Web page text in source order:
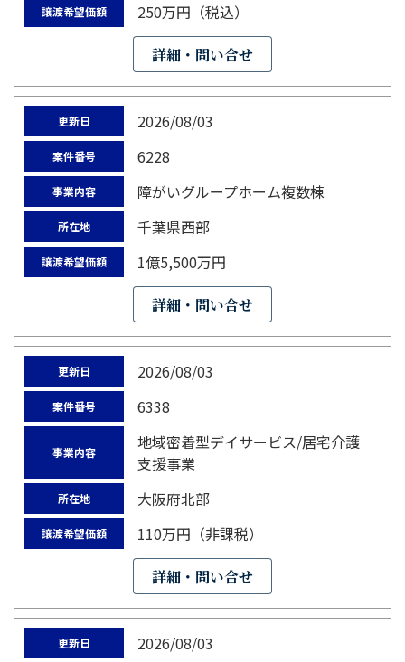
譲渡希望価額 250万円（税込）
詳細・問い合せ
更新日 2026/08/03
案件番号 6228
事業内容 障がいグループホーム複数棟
所在地 千葉県西部
譲渡希望価額 1億5,500万円
詳細・問い合せ
更新日 2026/08/03
案件番号 6338
事業内容
地域密着型デイサービス/居宅介護
支援事業
所在地 大阪府北部
譲渡希望価額 110万円（非課税）
詳細・問い合せ
更新日 2026/08/03